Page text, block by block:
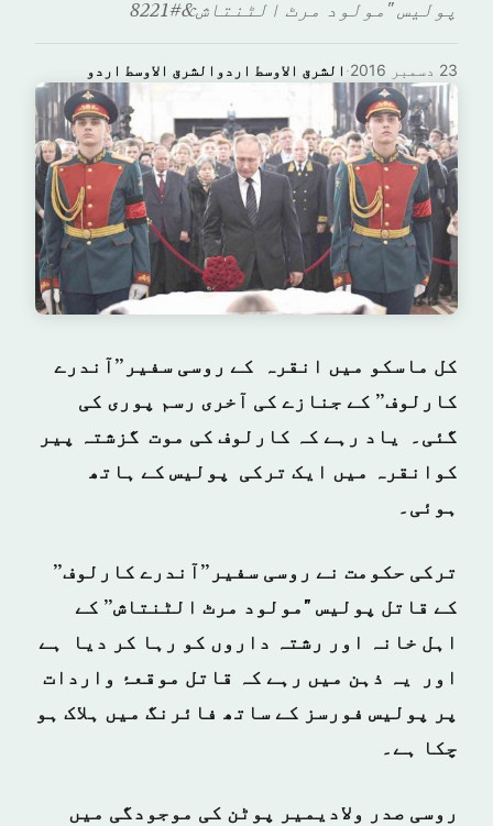
پولیس "مولود مرٹ الٹنتاش&#8221
الشرق الاوسط اردوالشرق الاوسط اردو · 23 دسمبر 2016
کل ماسکو میں انقرہ کے روسی سفیر”آندرے
کارلوف” کے جنازے کی آخری رسم پوری کی
گئی۔ یاد رہے کہ کارلوف کی موت گزشتہ پیر
کوانقرہ میں ایک ترکی پولیس کے ہاتھ
ہوئی۔
ترکی حکومت نے روسی سفیر”آندرے کارلوف”
کے قاتل پولیس "مولود مرٹ الٹنتاش” کے
اہل خانہ اور رشتہ داروں کو رہا کر دیا ہے
اور یہ ذہن میں رہے کہ قاتل موقعۂ واردات
پر پولیس فورسز کے ساتھ فائرنگ میں ہلاک ہو
چکا ہے۔
روسی صدر ولادیمیر پوٹن کی موجودگی میں